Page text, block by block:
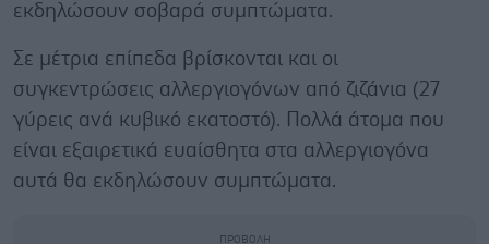
εκδηλώσουν σοβαρά συμπτώματα.
Σε μέτρια επίπεδα βρίσκονται και οι
συγκεντρώσεις αλλεργιογόνων από ζιζάνια (27
γύρεις ανά κυβικό εκατοστό). Πολλά άτομα που
είναι εξαιρετικά ευαίσθητα στα αλλεργιογόνα
αυτά θα εκδηλώσουν συμπτώματα.